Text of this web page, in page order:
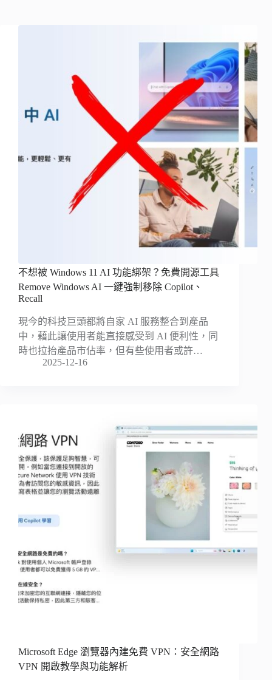
不想被 Windows 11 AI 功能綁架？免費開源工具
Remove Windows AI 一鍵強制移除 Copilot、
Recall
現今的科技巨頭都將自家 AI 服務整合到產品
中，藉此讓使用者能直接感受到 AI 便利性，同
時也拉抬產品市佔率，但有些使用者或許…
2025-12-16
Microsoft Edge 瀏覽器內建免費 VPN：安全網路
VPN 開啟教學與功能解析